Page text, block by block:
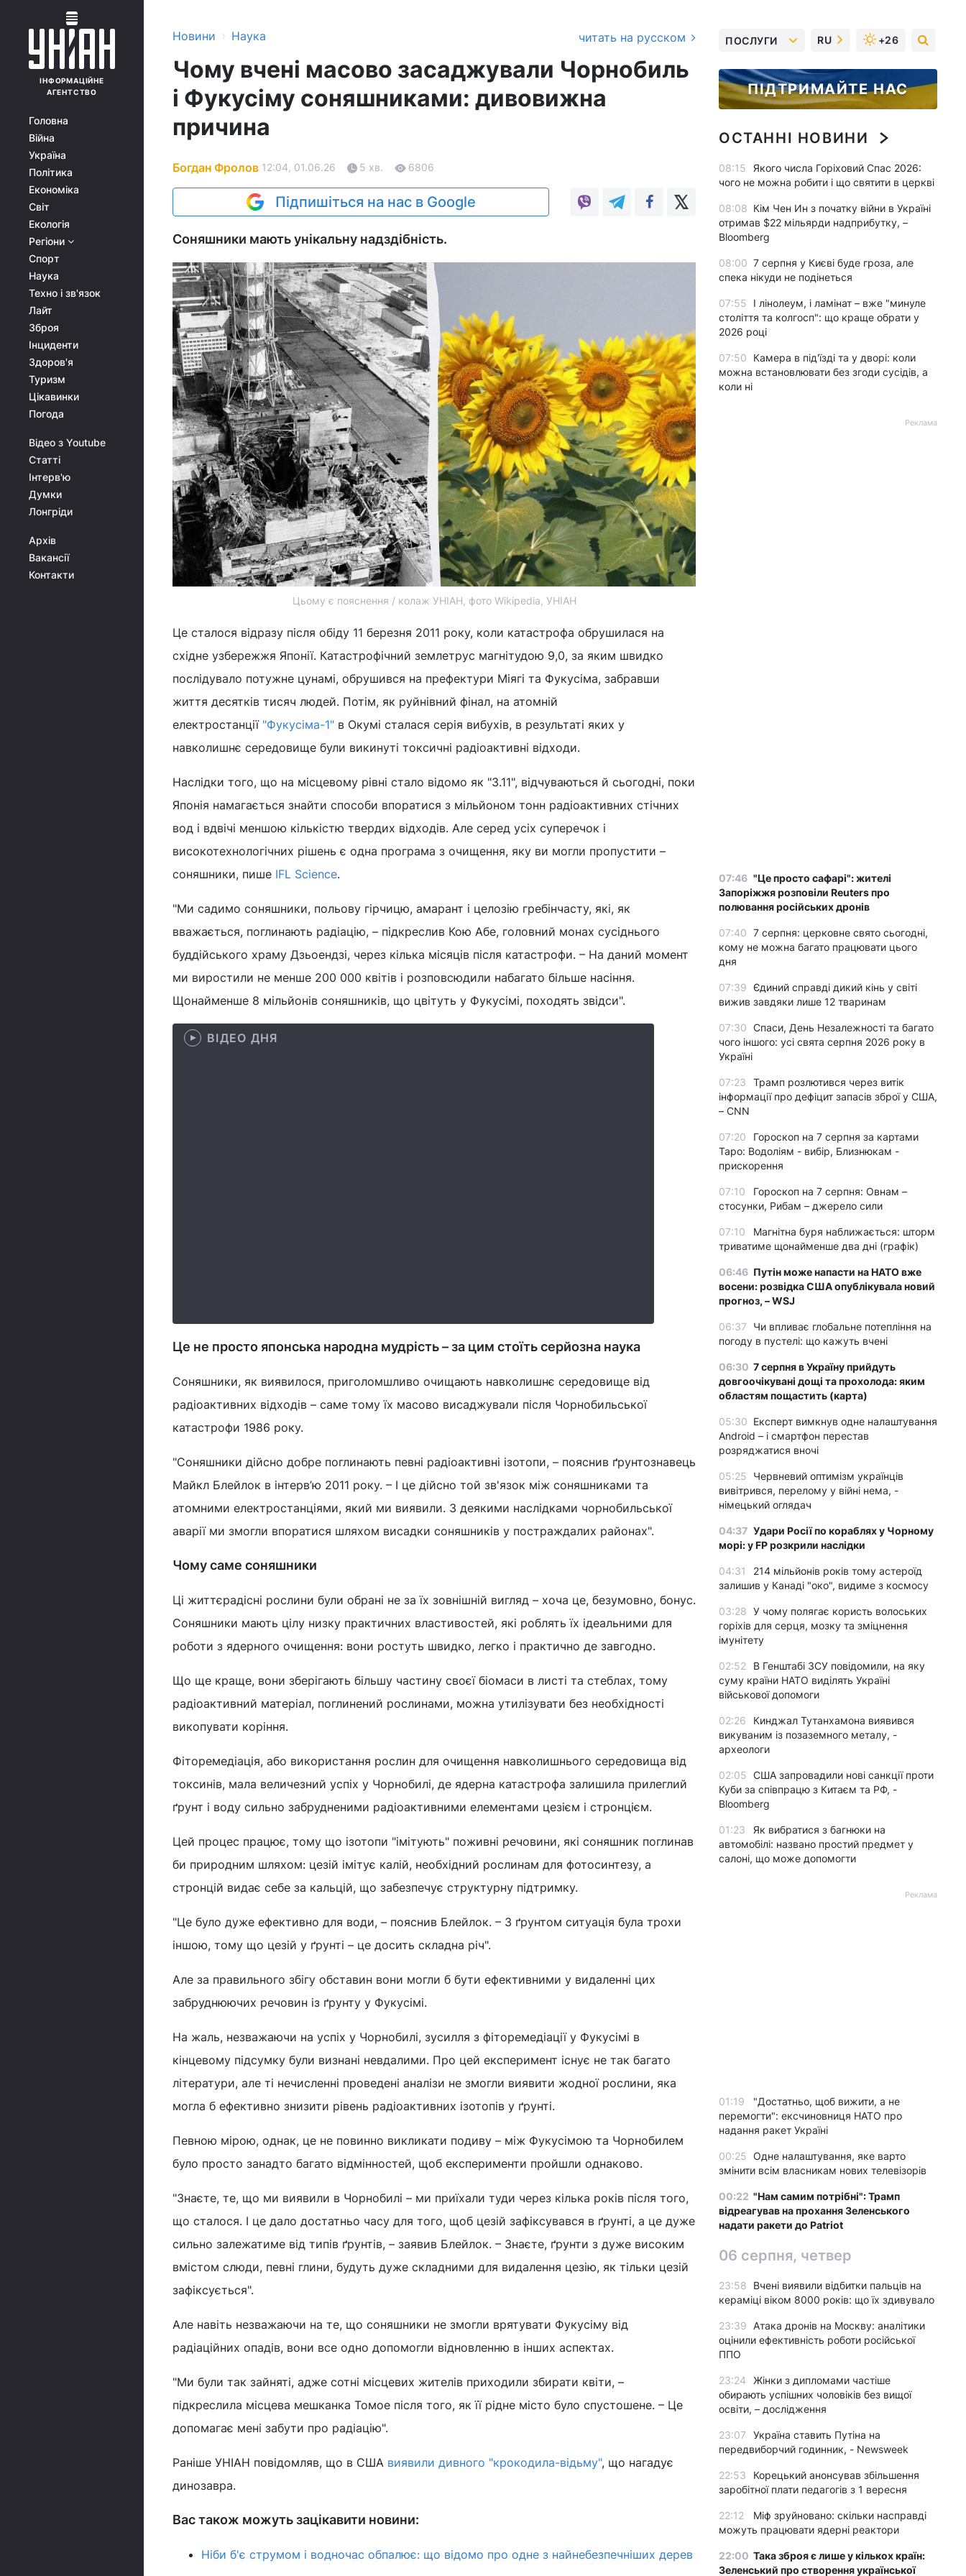
ІНФОРМАЦІЙНЕ
АГЕНТСТВО
Головна
Війна
Україна
Політика
Економіка
Світ
Екологія
Регіони
Спорт
Наука
Техно і зв'язок
Лайт
Зброя
Інциденти
Здоров'я
Туризм
Цікавинки
Погода
Відео з Youtube
Статті
Інтерв'ю
Думки
Лонгріди
Архів
Вакансії
Контакти
Новини › Наука читать на русском
Чому вчені масово засаджували Чорнобиль
і Фукусіму соняшниками: дивовижна
причина
Богдан Фролов 12:04, 01.06.26 5 хв. 6806
Підпишіться на нас в Google
Соняшники мають унікальну надздібність.
Цьому є пояснення / колаж УНІАН, фото Wikipedia, УНІАН
Це сталося відразу після обіду 11 березня 2011 року, коли катастрофа обрушилася на
східне узбережжя Японії. Катастрофічний землетрус магнітудою 9,0, за яким швидко
послідувало потужне цунамі, обрушився на префектури Міягі та Фукусіма, забравши
життя десятків тисяч людей. Потім, як руйнівний фінал, на атомній
електростанції "Фукусіма-1" в Окумі сталася серія вибухів, в результаті яких у
навколишнє середовище були викинуті токсичні радіоактивні відходи.
Наслідки того, що на місцевому рівні стало відомо як "3.11", відчуваються й сьогодні, поки
Японія намагається знайти способи впоратися з мільйоном тонн радіоактивних стічних
вод і вдвічі меншою кількістю твердих відходів. Але серед усіх суперечок і
високотехнологічних рішень є одна програма з очищення, яку ви могли пропустити –
соняшники, пише IFL Science.
"Ми садимо соняшники, польову гірчицю, амарант і целозію гребінчасту, які, як
вважається, поглинають радіацію, – підкреслив Кою Абе, головний монах сусіднього
буддійського храму Дзьоендзі, через кілька місяців після катастрофи. – На даний момент
ми виростили не менше 200 000 квітів і розповсюдили набагато більше насіння.
Щонайменше 8 мільйонів соняшників, що цвітуть у Фукусімі, походять звідси".
ВІДЕО ДНЯ
Це не просто японська народна мудрість – за цим стоїть серйозна наука
Соняшники, як виявилося, приголомшливо очищають навколишнє середовище від
радіоактивних відходів – саме тому їх масово висаджували після Чорнобильської
катастрофи 1986 року.
"Соняшники дійсно добре поглинають певні радіоактивні ізотопи, – пояснив ґрунтознавець
Майкл Блейлок в інтерв’ю 2011 року. – І це дійсно той зв'язок між соняшниками та
атомними електростанціями, який ми виявили. З деякими наслідками чорнобильської
аварії ми змогли впоратися шляхом висадки соняшників у постраждалих районах".
Чому саме соняшники
Ці життєрадісні рослини були обрані не за їх зовнішній вигляд – хоча це, безумовно, бонус.
Соняшники мають цілу низку практичних властивостей, які роблять їх ідеальними для
роботи з ядерного очищення: вони ростуть швидко, легко і практично де завгодно.
Що ще краще, вони зберігають більшу частину своєї біомаси в листі та стеблах, тому
радіоактивний матеріал, поглинений рослинами, можна утилізувати без необхідності
викопувати коріння.
Фіторемедіація, або використання рослин для очищення навколишнього середовища від
токсинів, мала величезний успіх у Чорнобилі, де ядерна катастрофа залишила прилеглий
ґрунт і воду сильно забрудненими радіоактивними елементами цезієм і стронцієм.
Цей процес працює, тому що ізотопи "імітують" поживні речовини, які соняшник поглинав
би природним шляхом: цезій імітує калій, необхідний рослинам для фотосинтезу, а
стронцій видає себе за кальцій, що забезпечує структурну підтримку.
"Це було дуже ефективно для води, – пояснив Блейлок. – З ґрунтом ситуація була трохи
іншою, тому що цезій у ґрунті – це досить складна річ".
Але за правильного збігу обставин вони могли б бути ефективними у видаленні цих
забруднюючих речовин із ґрунту у Фукусімі.
На жаль, незважаючи на успіх у Чорнобилі, зусилля з фіторемедіації у Фукусімі в
кінцевому підсумку були визнані невдалими. Про цей експеримент існує не так багато
літератури, але ті нечисленні проведені аналізи не змогли виявити жодної рослини, яка
могла б ефективно знизити рівень радіоактивних ізотопів у ґрунті.
Певною мірою, однак, це не повинно викликати подиву – між Фукусімою та Чорнобилем
було просто занадто багато відмінностей, щоб експерименти пройшли однаково.
"Знаєте, те, що ми виявили в Чорнобилі – ми приїхали туди через кілька років після того,
що сталося. І це дало достатньо часу для того, щоб цезій зафіксувався в ґрунті, а це дуже
сильно залежатиме від типів ґрунтів, – заявив Блейлок. – Знаєте, ґрунти з дуже високим
вмістом слюди, певні глини, будуть дуже складними для видалення цезію, як тільки цезій
зафіксується".
Але навіть незважаючи на те, що соняшники не змогли врятувати Фукусіму від
радіаційних опадів, вони все одно допомогли відновленню в інших аспектах.
"Ми були так зайняті, адже сотні місцевих жителів приходили збирати квіти, –
підкреслила місцева мешканка Томое після того, як її рідне місто було спустошене. – Це
допомагає мені забути про радіацію".
Раніше УНІАН повідомляв, що в США виявили дивного "крокодила-відьму", що нагадує
динозавра.
Вас також можуть зацікавити новини:
Ніби б'є струмом і водночас обпалює: що відомо про одне з найнебезпечніших дерев
ПОСЛУГИ RU +26
ПІДТРИМАЙТЕ НАС
ОСТАННІ НОВИНИ
08:15
Якого числа Горіховий Спас 2026:
чого не можна робити і що святити в церкві
08:08 Кім Чен Ин з початку війни в Україні
отримав $22 мільярди надприбутку, –
Bloomberg
08:00 7 серпня у Києві буде гроза, але
спека нікуди не подінеться
07:55
І лінолеум, і ламінат – вже "минуле
століття та колгосп": що краще обрати у
2026 році
07:50
Камера в під'їзді та у дворі: коли
можна встановлювати без згоди сусідів, а
коли ні
Реклама
07:46 "Це просто сафарі": жителі
Запоріжжя розповіли Reuters про
полювання російських дронів
07:40 7 серпня: церковне свято сьогодні,
кому не можна багато працювати цього
дня
07:39 Єдиний справді дикий кінь у світі
вижив завдяки лише 12 тваринам
07:30 Спаси, День Незалежності та багато
чого іншого: усі свята серпня 2026 року в
Україні
07:23
Трамп розлютився через витік
інформації про дефіцит запасів зброї у США,
– CNN
07:20
Гороскоп на 7 серпня за картами
Таро: Водоліям - вибір, Близнюкам -
прискорення
07:10
Гороскоп на 7 серпня: Овнам –
стосунки, Рибам – джерело сили
07:10
Магнітна буря наближається: шторм
триватиме щонайменше два дні (графік)
06:46 Путін може напасти на НАТО вже
восени: розвідка США опублікувала новий
прогноз, – WSJ
06:37
Чи впливає глобальне потепління на
погоду в пустелі: що кажуть вчені
06:30 7 серпня в Україну прийдуть
довгоочікувані дощі та прохолода: яким
областям пощастить (карта)
05:30 Експерт вимкнув одне налаштування
Android – і смартфон перестав
розряджатися вночі
05:25
Червневий оптимізм українців
вивітрився, перелому у війні нема, -
німецький оглядач
04:37 Удари Росії по кораблях у Чорному
морі: у FP розкрили наслідки
04:31
214 мільйонів років тому астероїд
залишив у Канаді "око", видиме з космосу
03:28 У чому полягає користь волоських
горіхів для серця, мозку та зміцнення
імунітету
02:52
В Генштабі ЗСУ повідомили, на яку
суму країни НАТО виділять Україні
військової допомоги
02:26
Кинджал Тутанхамона виявився
викуваним із позаземного металу, -
археологи
02:05 США запровадили нові санкції проти
Куби за співпрацю з Китаєм та РФ, -
Bloomberg
01:23
Як вибратися з багнюки на
автомобілі: названо простий предмет у
салоні, що може допомогти
Реклама
01:19
"Достатньо, щоб вижити, а не
перемогти": ексчиновниця НАТО про
надання ракет Україні
00:25 Одне налаштування, яке варто
змінити всім власникам нових телевізорів
00:22 "Нам самим потрібні": Трамп
відреагував на прохання Зеленського
надати ракети до Patriot
06 серпня, четвер
23:58
Вчені виявили відбитки пальців на
кераміці віком 8000 років: що їх здивувало
23:39
Атака дронів на Москву: аналітики
оцінили ефективність роботи російської
ППО
23:24
Жінки з дипломами частіше
обирають успішних чоловіків без вищої
освіти, – дослідження
23:07
Україна ставить Путіна на
передвиборчий годинник, - Newsweek
22:53
Корецький анонсував збільшення
заробітної плати педагогів з 1 вересня
22:12
Міф зруйновано: скільки насправді
можуть працювати ядерні реактори
22:00 Така зброя є лише у кількох країн:
Зеленський про створення української